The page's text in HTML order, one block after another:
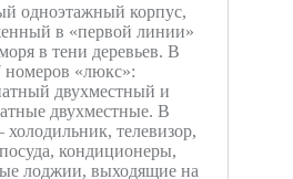
одноэтажный корпус,
в «первой линии»
в тени деревьев. В
номеров «люкс»:
двухместный и
двухместные. В
холодильник, телевизор,
кондиционеры,
лоджии, выходящие на